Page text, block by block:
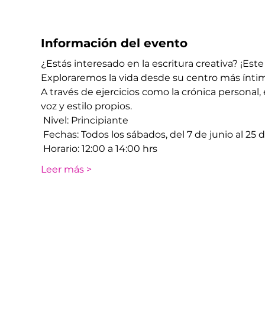
Información del evento
¿Estás interesado en la escritura creativa?
Exploraremos la vida desde su centro más
A través de ejercicios como la crónica
voz y estilo propios.
Nivel: Principiante
Fechas: Todos los sábados, del 7 de junio al 25
Horario: 12:00 a 14:00 hrs
Leer más >